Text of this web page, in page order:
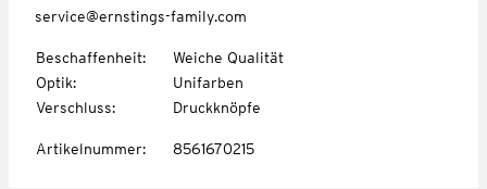
service@ernstings-family.com
Beschaffenheit:
Weiche Qualität
Optik:
Unifarben
Verschluss: Druckknöpfe
Artikelnummer: 8561670215